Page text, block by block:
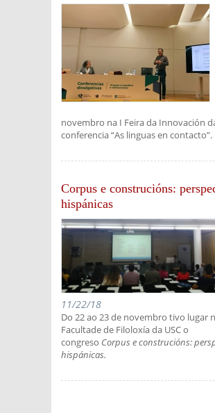
novembro na I Feira da Innovación
conferencia “As linguas en contacto”.
Corpus e construcións:
hispánicas
11/22/18
Do 22 ao 23 de novembro tivo lugar
Facultade de Filoloxía da USC o
congreso Corpus e construcións:
hispánicas.